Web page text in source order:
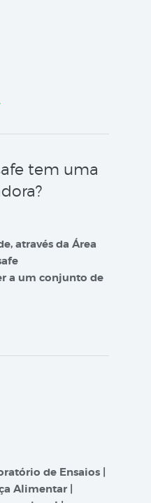
tem uma
através da Área
a um conjunto de
de Ensaios |
Alimentar |